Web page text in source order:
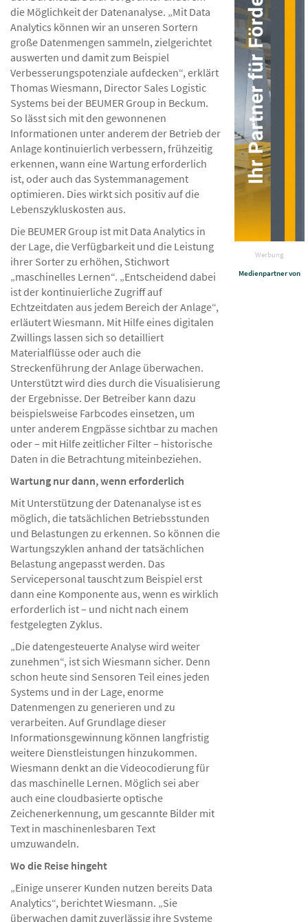
Werbung
Medienpartner von
die Möglichkeit der Datenanalyse. „Mit Data
Analytics können wir an unseren Sortern
große Datenmengen sammeln, zielgerichtet
auswerten und damit zum Beispiel
Verbesserungspotenziale aufdecken“, erklärt
Thomas Wiesmann, Director Sales Logistic
Systems bei der BEUMER Group in Beckum.
So lässt sich mit den gewonnenen
Informationen unter anderem der Betrieb der
Anlage kontinuierlich verbessern, frühzeitig
erkennen, wann eine Wartung erforderlich
ist, oder auch das Systemmanagement
optimieren. Dies wirkt sich positiv auf die
Lebenszykluskosten aus.
Die BEUMER Group ist mit Data Analytics in
der Lage, die Verfügbarkeit und die Leistung
ihrer Sorter zu erhöhen, Stichwort
„maschinelles Lernen“. „Entscheidend dabei
ist der kontinuierliche Zugriff auf
Echtzeitdaten aus jedem Bereich der Anlage“,
erläutert Wiesmann. Mit Hilfe eines digitalen
Zwillings lassen sich so detailliert
Materialflüsse oder auch die
Streckenführung der Anlage überwachen.
Unterstützt wird dies durch die Visualisierung
der Ergebnisse. Der Betreiber kann dazu
beispielsweise Farbcodes einsetzen, um
unter anderem Engpässe sichtbar zu machen
oder – mit Hilfe zeitlicher Filter – historische
Daten in die Betrachtung miteinbeziehen.
Wartung nur dann, wenn erforderlich
Mit Unterstützung der Datenanalyse ist es
möglich, die tatsächlichen Betriebsstunden
und Belastungen zu erkennen. So können die
Wartungszyklen anhand der tatsächlichen
Belastung angepasst werden. Das
Servicepersonal tauscht zum Beispiel erst
dann eine Komponente aus, wenn es wirklich
erforderlich ist – und nicht nach einem
festgelegten Zyklus.
„Die datengesteuerte Analyse wird weiter
zunehmen“, ist sich Wiesmann sicher. Denn
schon heute sind Sensoren Teil eines jeden
Systems und in der Lage, enorme
Datenmengen zu generieren und zu
verarbeiten. Auf Grundlage dieser
Informationsgewinnung können langfristig
weitere Dienstleistungen hinzukommen.
Wiesmann denkt an die Videocodierung für
das maschinelle Lernen. Möglich sei aber
auch eine cloudbasierte optische
Zeichenerkennung, um gescannte Bilder mit
Text in maschinenlesbaren Text
umzuwandeln.
Wo die Reise hingeht
„Einige unserer Kunden nutzen bereits Data
Analytics“, berichtet Wiesmann. „Sie
überwachen damit zuverlässig ihre Systeme